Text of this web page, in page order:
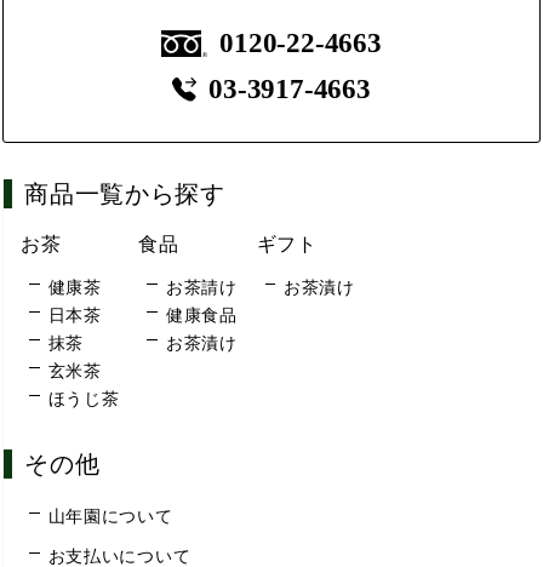
0120-22-4663
03-3917-4663
商品一覧から探す
お茶
健康茶
日本茶
抹茶
玄米茶
ほうじ茶
食品
お茶請け
健康食品
お茶漬け
ギフト
お茶漬け
その他
山年園について
お支払いについて